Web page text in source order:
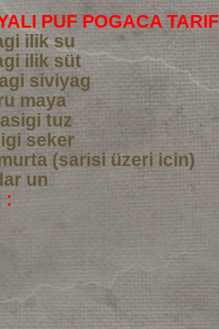
PUF POGACA
ilik su
ilik süt
siviyag
maya
tuz
seker
(sarisi üzeri icin)
un
: